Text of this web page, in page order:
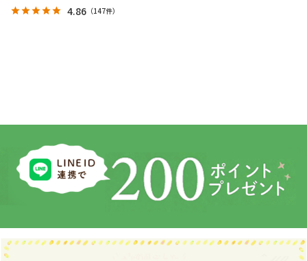
4.86 （147件）